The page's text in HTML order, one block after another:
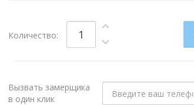
Количество:
Вызвать замерщика
в один клик